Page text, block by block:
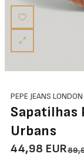
PEPE JEANS LONDON
Sapatilhas
Urbans
44,98 EUR